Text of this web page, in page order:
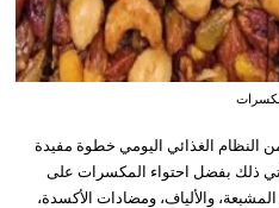
الغذائي اليومي خطوة مفيدة
ذلك بفضل احتواء المكسرات على
والألياف، ومضادات الأكسدة،